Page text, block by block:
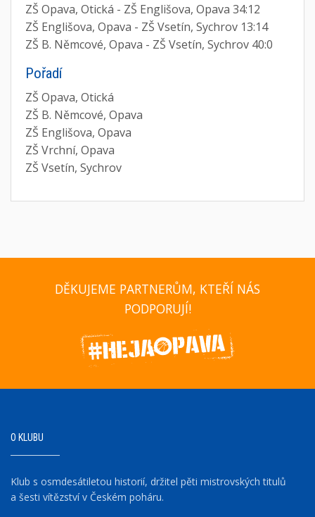
ZŠ Opava, Otická - ZŠ Englišova, Opava 34:12
ZŠ Englišova, Opava - ZŠ Vsetín, Sychrov 13:14
ZŠ B. Němcové, Opava - ZŠ Vsetín, Sychrov 40:0
Pořadí
ZŠ Opava, Otická
ZŠ B. Němcové, Opava
ZŠ Englišova, Opava
ZŠ Vrchní, Opava
ZŠ Vsetín, Sychrov
DĚKUJEME PARTNERŮM, KTEŘÍ NÁS
PODPORUJÍ!
O KLUBU
Klub s osmdesátiletou historií, držitel pěti mistrovských titulů
a šesti vítězství v Českém poháru.